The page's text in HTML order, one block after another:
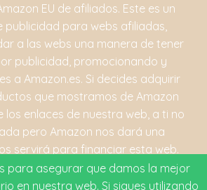
EU de afiliados. Este es un
publicidad para webs afiliadas,
a las webs una manera de tener
publicidad, promocionando y
a Amazon.es. Si decides adquirir
que mostramos de Amazon
los enlaces de nuestra web, a ti no
pero Amazon nos dará una
servirá para financiar esta web.
imágenes y también el logo de
registradas de Amazon.com
para asegurar que damos la mejor
en nuestra web. Si sigues utilizando